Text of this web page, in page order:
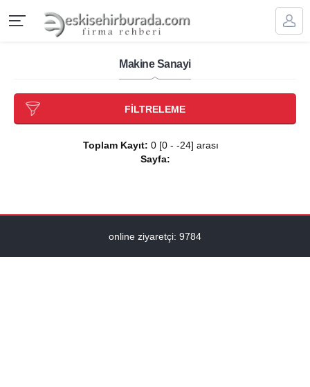
Makine Sanayi
FİLTRELEME
Toplam Kayıt: 0 [0 - -24] arası
Sayfa:
online ziyaretçi: 9784